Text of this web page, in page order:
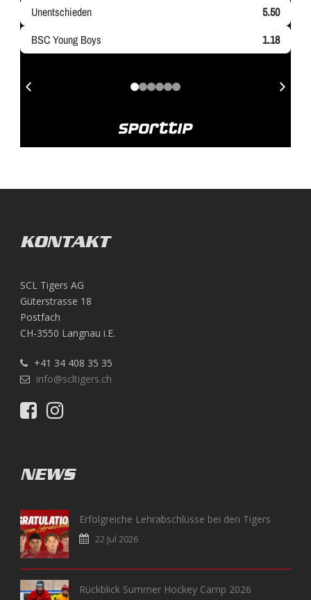
KONTAKT
SCL Tigers AG
Güterstrasse 18
Postfach
CH-3550 Langnau i.E.
+41 34 408 35 35
info@scltigers.ch
NEWS
Erfolgreiche Lehrabschlüsse bei den Tigers
22 Jul 2026
Rückblick Summer Hockey Camp 2026